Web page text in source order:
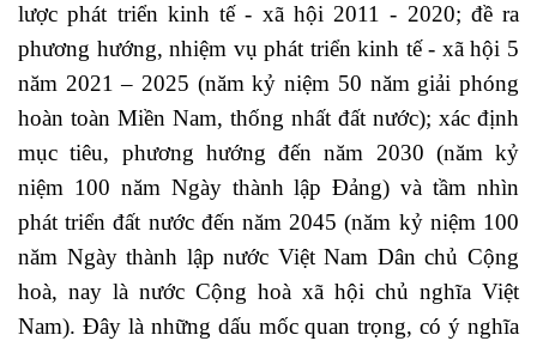
lược phát triển kinh tế - xã hội 2011 - 2020; đề ra
phương hướng, nhiệm vụ phát triển kinh tế - xã hội 5
năm 2021 – 2025 (năm kỷ niệm 50 năm giải phóng
hoàn toàn Miền Nam, thống nhất đất nước); xác định
mục tiêu, phương hướng đến năm 2030 (năm kỷ
niệm 100 năm Ngày thành lập Đảng) và tầm nhìn
phát triển đất nước đến năm 2045 (năm kỷ niệm 100
năm Ngày thành lập nước Việt Nam Dân chủ Cộng
hoà, nay là nước Cộng hoà xã hội chủ nghĩa Việt
Nam). Đây là những dấu mốc quan trọng, có ý nghĩa